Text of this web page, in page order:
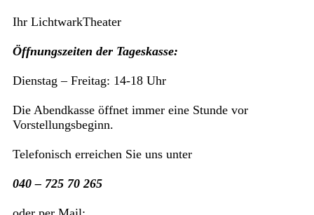
Ihr LichtwarkTheater
Öffnungszeiten der Tageskasse:
Dienstag – Freitag: 14-18 Uhr
Die Abendkasse öffnet immer eine Stunde vor
Vorstellungsbeginn.
Telefonisch erreichen Sie uns unter
040 – 725 70 265